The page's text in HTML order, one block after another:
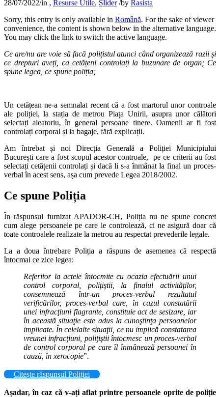
28/07/2022/in , Resurse Utile, Slider /by Rasista
Sorry, this entry is only available in Română. For the sake of viewer
convenience, the content is shown below in the alternative language.
You may click the link to switch the active language.
Ce are/nu are voie să facă polițistul atunci când organizează razii și
ce drepturi aveți, ca cetățeni controlați la buzunare de organ; Ce
spune legea, ce spune poliția;
Un cetățean ne-a semnalat recent că a fost martorul unor controale
ale poliției, la stația de metrou Piața Unirii, asupra unor călători
selectați aleatoriu, în general persoane tinere. Oamenii ar fi fost
controlați corporal și la bagaje, fără explicații.
Am întrebat și noi Direcția Generală a Poliției Municipiului
București care a fost scopul acestor controale, pe ce criterii au fost
selectați cetățenii controlați și dacă li s-a înmânat la final un proces-
verbal în acest sens, așa cum prevede Legea 2018/2002.
Ce spune Poliția
În răspunsul furnizat APADOR-CH, Poliția nu ne spune concret
cum alege persoanele pe care le controlează, ci ne asigură doar că
toate controalele realizate la metrou au respectat prevederile legale.
La a doua întrebare Poliția a răspuns de asemenea că respectă
întocmai ce zice legea:
Referitor la actele întocmite cu ocazia efectuării unui
control corporal, poliţiştii, la finalul activităţilor,
consemnează într-un proces-verbal rezultatul
verificărilor, proces-verbal care, în cazul constatării
unei infracţiuni flagrante, constituie act de sesizare, iar
în această situaţie este adus la cunoştinţa persoanelor
implicate. În celelalte situaţii, ce nu implică constatarea
vreunei infracţiuni, poliţiştii întocmesc un proces-verbal
de control corporal pe care îl înmânează persoanei în
cauză, în xerocopie”.
Citește răspunsul Poliției
Așadar, în caz că v-ați aflat printre persoanele oprite de poliție